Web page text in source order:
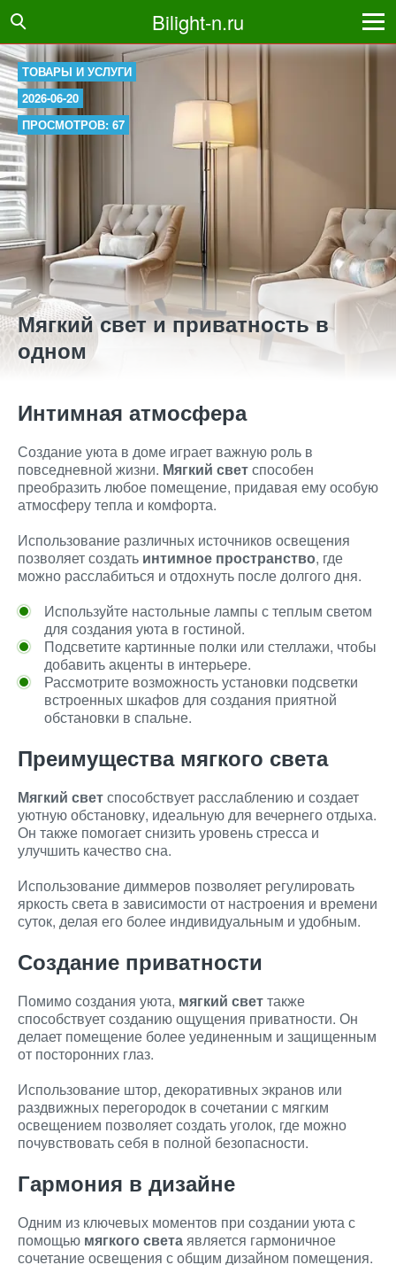
Bilight-n.ru
ТОВАРЫ И УСЛУГИ
2026-06-20
ПРОСМОТРОВ: 67
Мягкий свет и приватность в
одном
Интимная атмосфера
Создание уюта в доме играет важную роль в
повседневной жизни. Мягкий светспособен
преобразить любое помещение, придавая ему особую
атмосферу тепла и комфорта.
Использование различных источников освещения
позволяет создать интимное пространство, где
можно расслабиться и отдохнуть после долгого дня.
Используйте настольные лампы с теплым светом
для создания уюта в гостиной.
Подсветите картинные полки или стеллажи, чтобы
добавить акценты в интерьере.
Рассмотрите возможность установки подсветки
встроенных шкафов для создания приятной
обстановки в спальне.
Преимущества мягкого света
Мягкий светспособствует расслаблению и создает
уютную обстановку, идеальную для вечернего отдыха.
Он также помогает снизить уровень стресса и
улучшить качество сна.
Использование диммеров позволяет регулировать
яркость света в зависимости от настроения и времени
суток, делая его более индивидуальным и удобным.
Создание приватности
Помимо создания уюта, мягкий светтакже
способствует созданию ощущения приватности. Он
делает помещение более уединенным и защищенным
от посторонних глаз.
Использование штор, декоративных экранов или
раздвижных перегородок в сочетании с мягким
освещением позволяет создать уголок, где можно
почувствовать себя в полной безопасности.
Гармония в дизайне
Одним из ключевых моментов при создании уюта с
помощью мягкого светаявляется гармоничное
сочетание освещения с общим дизайном помещения.